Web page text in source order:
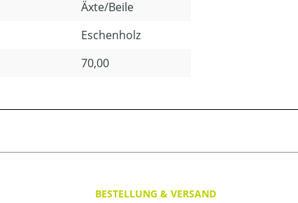
Äxte/Beile
Eschenholz
70,00
BESTELLUNG & VERSAND